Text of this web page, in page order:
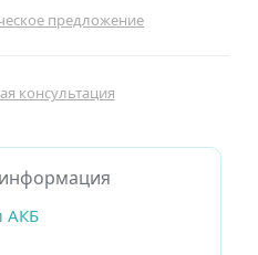
предложение
консультация
АКБ